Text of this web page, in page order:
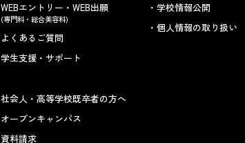
WEBエントリー・WEB出願
(専門科・総合美容科)
よくあるご質問
学生支援・サポート
社会人・高等学校既卒者の方へ
オープンキャンパス
資料請求
学校情報公開
個人情報の取り扱い